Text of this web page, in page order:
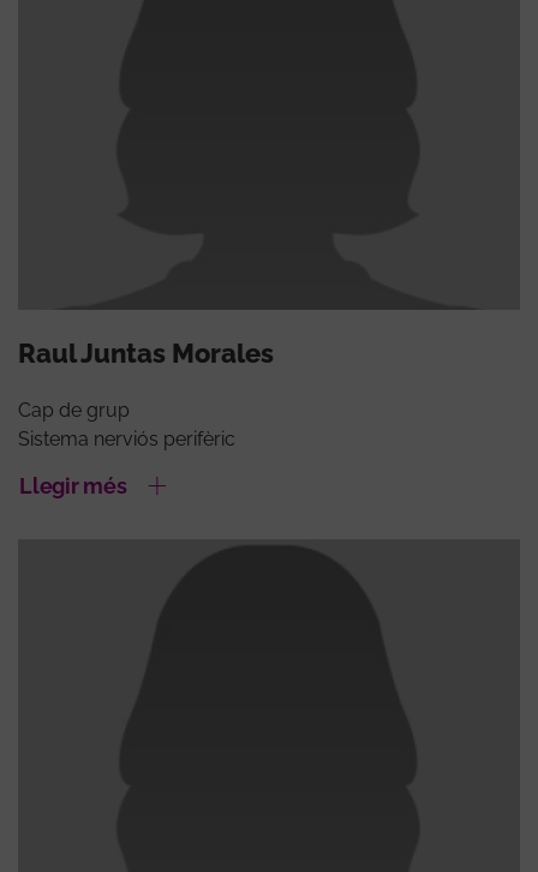
Raul Juntas Morales
Cap de grup
Sistema nerviós perifèric
Llegir més